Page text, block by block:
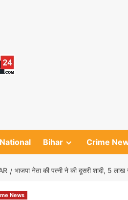
National Bihar Crime
भाजपा नेता की पत्नी ने की दूसरी शादी, 5
News